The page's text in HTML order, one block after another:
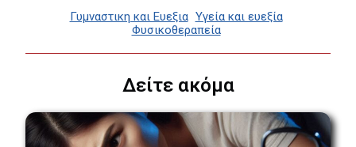
Γυμναστικη και Ευεξια Υγεία και ευεξία
Φυσικοθεραπεία
Δείτε ακόμα